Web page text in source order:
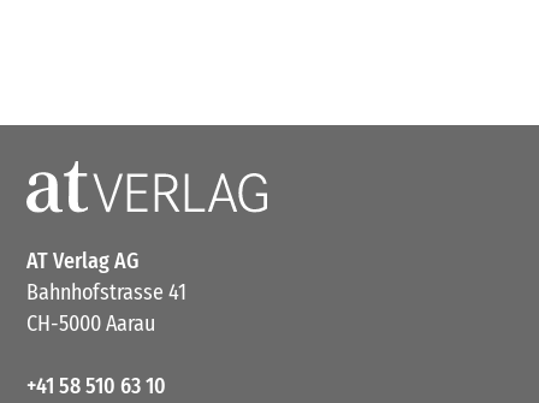
AT Verlag AG
Bahnhofstrasse 41
CH-5000 Aarau
+41 58 510 63 10